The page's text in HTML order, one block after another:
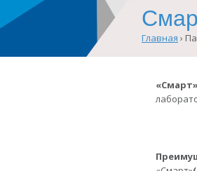
Вы
Главная ›